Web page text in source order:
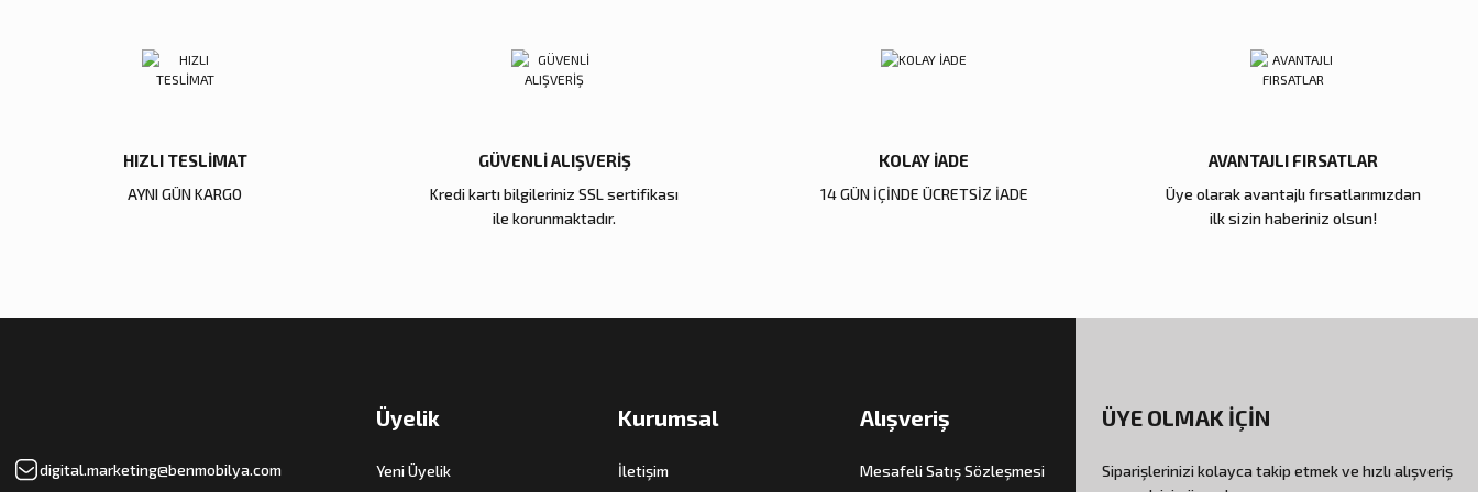
HIZLI TESLİMAT
AYNI GÜN KARGO
GÜVENLİ ALIŞVERİŞ
Kredi kartı bilgileriniz SSL sertifikası
ile korunmaktadır.
KOLAY İADE
14 GÜN İÇİNDE ÜCRETSİZ İADE
AVANTAJLI FIRSATLAR
Üye olarak avantajlı fırsatlarımızdan
ilk sizin haberiniz olsun!
digital.marketing@benmobilya.com
Üyelik
Yeni Üyelik
Kurumsal
İletişim
Alışveriş
Mesafeli Satış Sözleşmesi
ÜYE OLMAK İÇİN
Siparişlerinizi kolayca takip etmek ve hızlı alışveriş